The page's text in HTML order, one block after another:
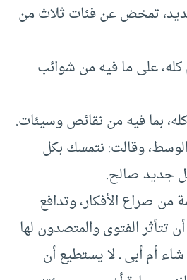
تمخض عن فئات ثلاث من
كله، على ما فيه من شوائب
وقالت: نتمسك بكل
جديد صالح.
صراع الأفكار، وتدافع
تتأثر الفتوى والمتصدون لها
شاء أم أبى ـ لا يستطيع أن